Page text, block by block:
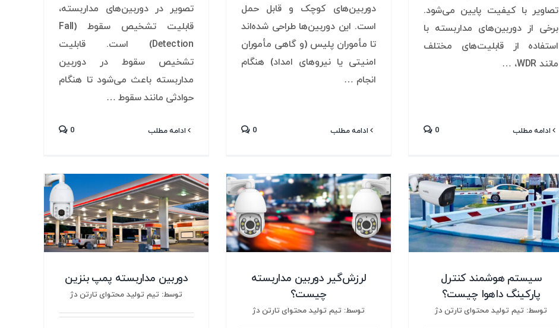
تصاویر با کیفیت پایین می‌شود.
برخی از دوربین‌های مداربسته با
استفاده از قابلیت‌های مختلف
مانند WDR، …
ادامه مطلب 0
دوربین‌های کوچک و قابل حمل
است. این دوربین‌ها طراحی شده‌اند
تا مأموران پلیس (و گاهی مأموران
امنیتی یا نیروهای امداد) هنگام
انجام …
ادامه مطلب 0
تصویر در دوربین‌های مداربسته،
قابلیت تشخیص سقوط (Fall
Detection) است. قابلیت
تشخیص سقوط در دوربین
مداربسته باعث می‌شود تا هنگام
حوادثی مانند سقوط …
ادامه مطلب 0
سیستم هوشمند کنترل
پارکینگ داهوا چیست؟
توسط: تیم تولید محتوای تارتن دژ
لرزش‌گیر دوربین مداربسته
چیست؟
توسط: تیم تولید محتوای تارتن دژ
دوربین مداربسته پمپ بنزین
توسط: تیم تولید محتوای تارتن دژ